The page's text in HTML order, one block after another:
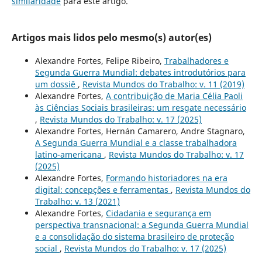
Artigos mais lidos pelo mesmo(s) autor(es)
Alexandre Fortes, Felipe Ribeiro, Trabalhadores e
Segunda Guerra Mundial: debates introdutórios para
um dossiê , Revista Mundos do Trabalho: v. 11 (2019)
Alexandre Fortes, A contribuição de Maria Célia Paoli
às Ciências Sociais brasileiras: um resgate necessário
, Revista Mundos do Trabalho: v. 17 (2025)
Alexandre Fortes, Hernán Camarero, Andre Stagnaro,
A Segunda Guerra Mundial e a classe trabalhadora
latino-americana , Revista Mundos do Trabalho: v. 17
(2025)
Alexandre Fortes, Formando historiadores na era
digital: concepções e ferramentas , Revista Mundos do
Trabalho: v. 13 (2021)
Alexandre Fortes, Cidadania e segurança em
perspectiva transnacional: a Segunda Guerra Mundial
e a consolidação do sistema brasileiro de proteção
social , Revista Mundos do Trabalho: v. 17 (2025)